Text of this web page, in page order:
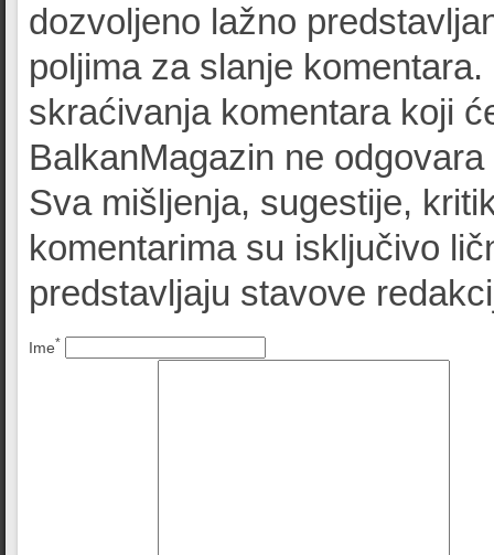
dozvoljeno lažno
poljima za slanje
skraćivanja komentara koji
BalkanMagazin ne
Sva mišljenja, sugestije,
komentarima su isključivo
predstavljaju stavove
Ime*